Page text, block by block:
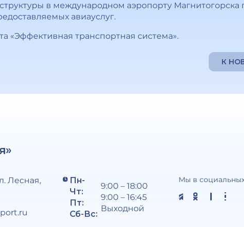
в международном аэропорту Магнитогорска
авиауслуг.
«Эффективная транспортная система».
К
Лесная,
Пн-
Чт:
Пт:
Сб-Вс:
9:00 – 18:00
9:00 – 16:45
Выходной
Мы в социальных